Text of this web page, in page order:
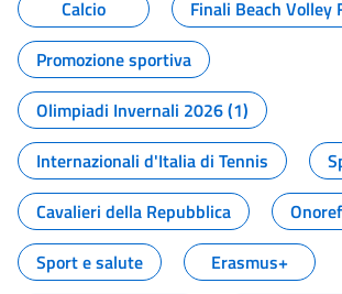
Calcio
Finali Beach Volley
Promozione sportiva
Olimpiadi Invernali 2026 (1)
Internazionali d'Italia di Tennis
Cavalieri della Repubblica
Sport e salute
Erasmus+